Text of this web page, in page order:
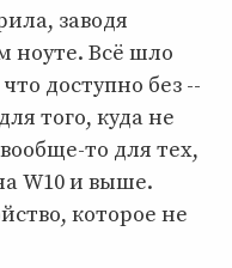
заводя
ноуте. Всё шло
доступно без --
того, куда не
то для тех,
W10 и выше.
которое не